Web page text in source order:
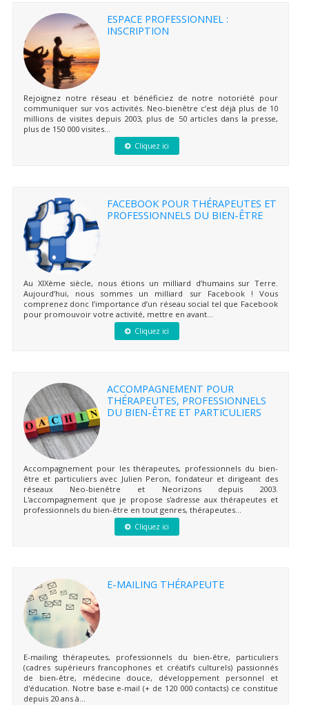
ESPACE PROFESSIONNEL :
INSCRIPTION
Rejoignez notre réseau et bénéficiez de notre notoriété pour
communiquer sur vos activités. Neo-bienêtre c’est déjà plus de 10
millions de visites depuis 2003, plus de 50 articles dans la presse,
plus de 150 000 visites...
Cliquez ici
FACEBOOK POUR THÉRAPEUTES ET
PROFESSIONNELS DU BIEN-ÊTRE
Au XIXème siècle, nous étions un milliard d’humains sur Terre.
Aujourd’hui, nous sommes un milliard sur Facebook ! Vous
comprenez donc l’importance d’un réseau social tel que Facebook
pour promouvoir votre activité, mettre en avant...
Cliquez ici
ACCOMPAGNEMENT POUR
THÉRAPEUTES, PROFESSIONNELS
DU BIEN-ÊTRE ET PARTICULIERS
Accompagnement pour les thérapeutes, professionnels du bien-
être et particuliers avec Julien Peron, fondateur et dirigeant des
réseaux Neo-bienêtre et Neorizons depuis 2003.
L'accompagnement que je propose s'adresse aux thérapeutes et
professionnels du bien-être en tout genres, thérapeutes...
Cliquez ici
E-MAILING THÉRAPEUTE
E-mailing thérapeutes, professionnels du bien-être, particuliers
(cadres supérieurs francophones et créatifs culturels) passionnés
de bien-être, médecine douce, développement personnel et
d'éducation. Notre base e-mail (+ de 120 000 contacts) ce constitue
depuis 20 ans à...